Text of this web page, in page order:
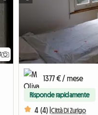
1377 € / mese
Risponde rapidamente
4 (4) |Città Di Zurigo